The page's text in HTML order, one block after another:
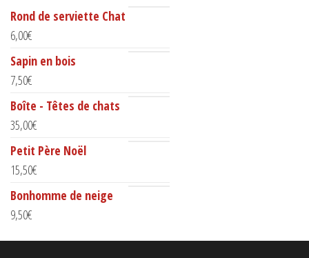
Rond de serviette Chat
6,00€
Sapin en bois
7,50€
Boîte - Têtes de chats
35,00€
Petit Père Noël
15,50€
Bonhomme de neige
9,50€